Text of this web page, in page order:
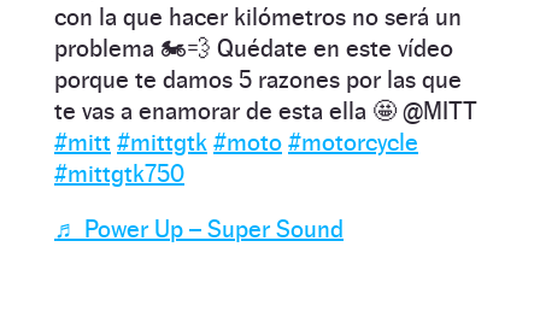
con la que hacer kilómetros no será un
problema 🏍️💨 Quédate en este vídeo
porque te damos 5 razones por las que
te vas a enamorar de esta ella 🤩 @MITT
#mitt #mittgtk #moto #motorcycle
#mittgtk750
♬ Power Up – Super Sound